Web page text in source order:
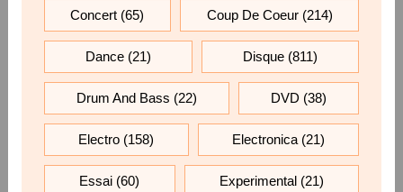
Concert (65) Coup De Coeur(214)
Dance(21) Disque (811)
Drum And Bass (22) DVD (38)
Electro (158) Electronica(21)
Essai (60) Experimental (21)